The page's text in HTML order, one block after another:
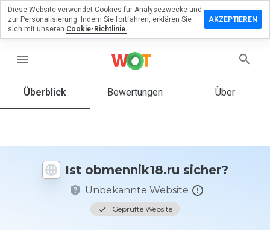
menu
Überblick Bewertungen Über
Ist obmennik18.ru sicher?
Unbekannte Website
Geprüfte Website
zu
Sie diese
auf einer
Skala von
Diese Website verwendet Cookies für Analysezwecke und
zur Personalisierung. Indem Sie fortfahren, erklären Sie
sich mit unseren Cookie-Richtlinie.
AKZEPTIEREN